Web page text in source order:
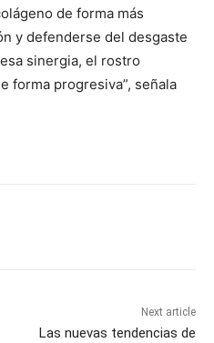
de forma más
y defenderse del desgaste
sinergia, el rostro
forma progresiva”, señala
Next article
Las nuevas tendencias de